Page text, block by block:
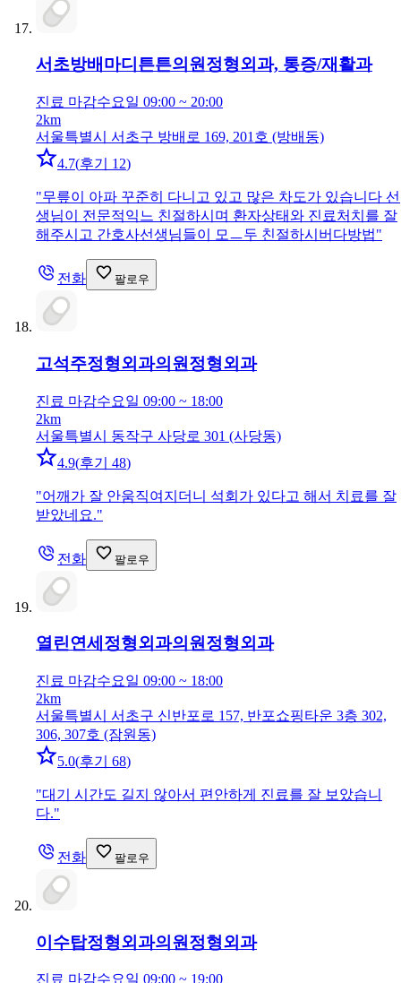
서초방배마디튼튼의원정형외과, 통증/재활과
진료 마감수요일 09:00 ~ 20:00
2km
서울특별시 서초구 방배로 169, 201호 (방배동)
4.7(후기 12)
"무릎이 아파 꾸준히 다니고 있고 많은 차도가 있습니다 선
생님이 전문적익느 친절하시며 환자상태와 진료처치를 잘
해주시고 간호사선생님들이 모ㅡ두 친절하시버다방법"
전화 팔로우
고석주정형외과의원 정형외과
진료 마감수요일 09:00 ~ 18:00
2km
서울특별시 동작구 사당로 301 (사당동)
4.9(후기 48)
"어깨가 잘 안움직여지더니 석회가 있다고 해서 치료를 잘
받았네요."
전화 팔로우
열린연세정형외과의원정형외과
진료 마감수요일 09:00 ~ 18:00
2km
서울특별시 서초구 신반포로 157, 반포쇼핑타운 3층 302,
306, 307호 (잠원동)
5.0(후기 68)
"대기 시간도 길지 않아서 편안하게 진료를 잘 보았습니
다."
전화 팔로우
이수탑정형외과의원 정형외과
진료 마감수요일 09:00 ~ 19:00